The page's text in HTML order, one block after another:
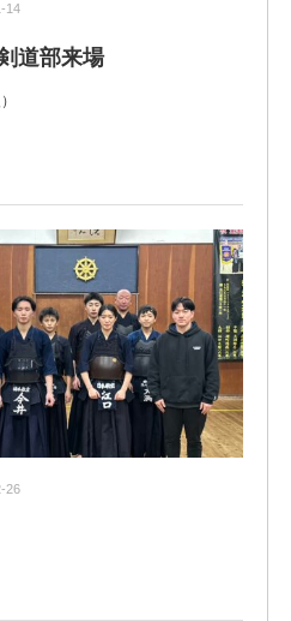
14
道部来場
26